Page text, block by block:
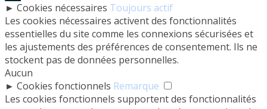
► Cookies nécessaires Toujours actif
Les cookies nécessaires activent des fonctionnalités
essentielles du site comme les connexions sécurisées et
les ajustements des préférences de consentement. Ils ne
stockent pas de données personnelles.
Aucun
► Cookies fonctionnels Remarque
Les cookies fonctionnels supportent des fonctionnalités